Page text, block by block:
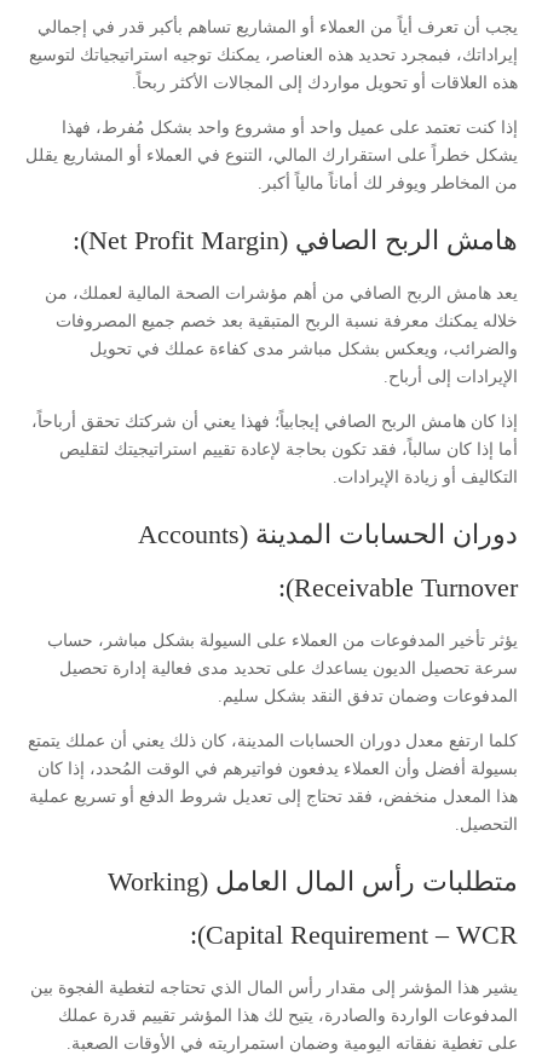
يجب أن تعرف أياً من العملاء أو المشاريع تساهم بأكبر قدر في إجمالي
إيراداتك، فبمجرد تحديد هذه العناصر، يمكنك توجيه استراتيجياتك لتوسيع
هذه العلاقات أو تحويل مواردك إلى المجالات الأكثر ربحاً.
إذا كنت تعتمد على عميل واحد أو مشروع واحد بشكل مُفرط، فهذا
يشكل خطراً على استقرارك المالي، التنوع في العملاء أو المشاريع يقلل
من المخاطر ويوفر لك أماناً مالياً أكبر.
هامش الربح الصافي (Net Profit Margin):
يعد هامش الربح الصافي من أهم مؤشرات الصحة المالية لعملك، من
خلاله يمكنك معرفة نسبة الربح المتبقية بعد خصم جميع المصروفات
والضرائب، ويعكس بشكل مباشر مدى كفاءة عملك في تحويل
الإيرادات إلى أرباح.
إذا كان هامش الربح الصافي إيجابياً؛ فهذا يعني أن شركتك تحقق أرباحاً،
أما إذا كان سالباً، فقد تكون بحاجة لإعادة تقييم استراتيجيتك لتقليص
التكاليف أو زيادة الإيرادات.
دوران الحسابات المدينة (Accounts
Receivable Turnover):
يؤثر تأخير المدفوعات من العملاء على السيولة بشكل مباشر، حساب
سرعة تحصيل الديون يساعدك على تحديد مدى فعالية إدارة تحصيل
المدفوعات وضمان تدفق النقد بشكل سليم.
كلما ارتفع معدل دوران الحسابات المدينة، كان ذلك يعني أن عملك يتمتع
بسيولة أفضل وأن العملاء يدفعون فواتيرهم في الوقت المُحدد، إذا كان
هذا المعدل منخفض، فقد تحتاج إلى تعديل شروط الدفع أو تسريع عملية
التحصيل.
متطلبات رأس المال العامل (Working
Capital Requirement – WCR):
يشير هذا المؤشر إلى مقدار رأس المال الذي تحتاجه لتغطية الفجوة بين
المدفوعات الواردة والصادرة، يتيح لك هذا المؤشر تقييم قدرة عملك
على تغطية نفقاته اليومية وضمان استمراريته في الأوقات الصعبة.